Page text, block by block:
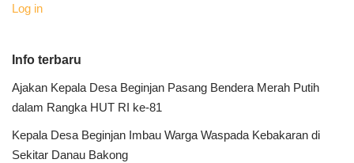
Log in
Info terbaru
Ajakan Kepala Desa Beginjan Pasang Bendera Merah Putih
dalam Rangka HUT RI ke-81
Kepala Desa Beginjan Imbau Warga Waspada Kebakaran di
Sekitar Danau Bakong